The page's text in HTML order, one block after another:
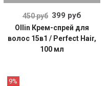
450 руб 399 руб
Ollin Крем-спрей для
волос 15в1 / Perfect Hair,
100 мл
9%